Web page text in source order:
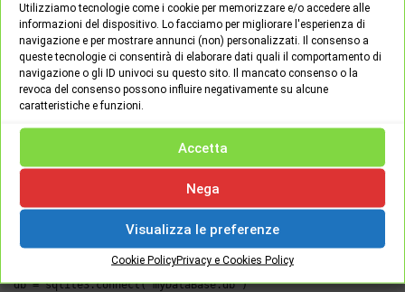
Utilizziamo tecnologie come i cookie per memorizzare e/o accedere alle
informazioni del dispositivo. Lo facciamo per migliorare l'esperienza di
navigazione e per mostrare annunci (non) personalizzati. Il consenso a
queste tecnologie ci consentirà di elaborare dati quali il comportamento di
navigazione o gli ID univoci su questo sito. Il mancato consenso o la
revoca del consenso possono influire negativamente su alcune
caratteristiche e funzioni.
Accetta
Nega
Visualizza le preferenze
Cookie PolicyPrivacy e Cookies Policy
Fig 3.
Esempio 5: cancellazione dei dati in tabella (delete).
Per la cancellazione dei dati useremo il comando delete come
vedremo nell’esempio seguente.
db = sqlite3.connect("myDataBase.db")